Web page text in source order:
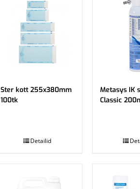
Ster kott 255x380mm
100tk
Detailid
Metasys IK
Classic